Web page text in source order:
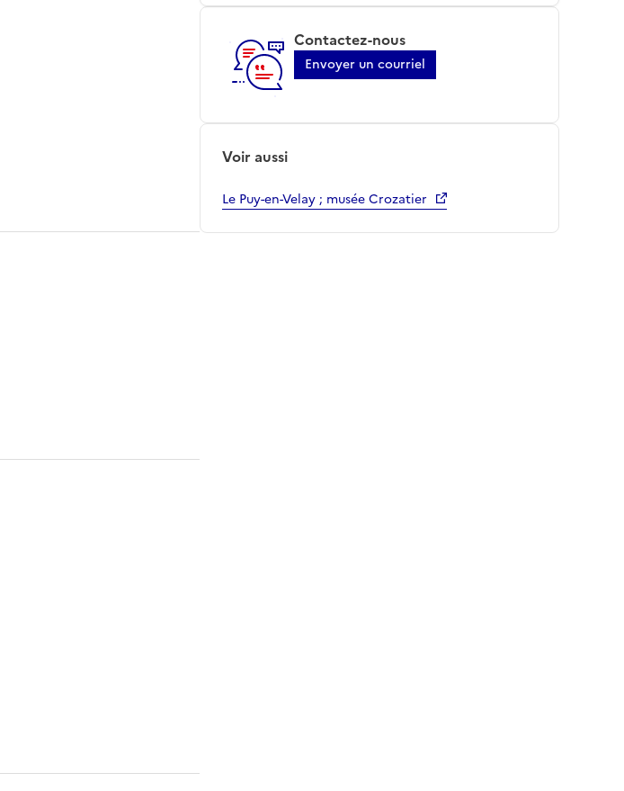
Contactez-nous
Envoyer un courriel
Voir aussi
Le Puy-en-Velay ; musée Crozatier